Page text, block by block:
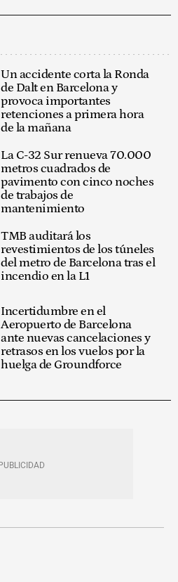
Un accidente corta la Ronda
de Dalt en Barcelona y
provoca importantes
retenciones a primera hora
de la mañana
La C-32 Sur renueva 70.000
metros cuadrados de
pavimento con cinco noches
de trabajos de
mantenimiento
TMB auditará los
revestimientos de los túneles
del metro de Barcelona tras el
incendio en la L1
Incertidumbre en el
Aeropuerto de Barcelona
ante nuevas cancelaciones y
retrasos en los vuelos por la
huelga de Groundforce